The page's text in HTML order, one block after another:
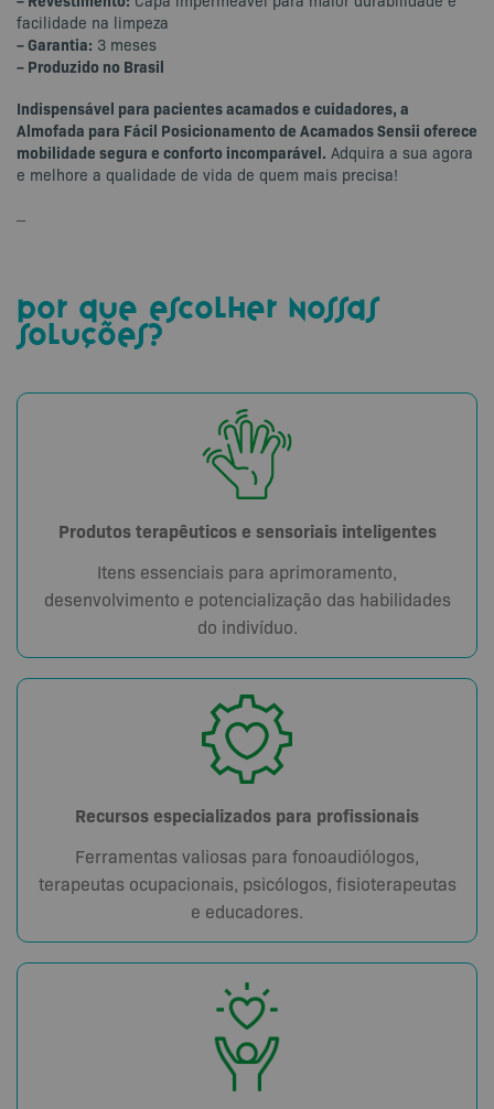
facilidade na limpeza
– Garantia: 3 meses
– Produzido no Brasil
Indispensável para pacientes acamados e cuidadores, a
Almofada para Fácil Posicionamento de Acamados Sensii oferece
mobilidade segura e conforto incomparável. Adquira a sua agora
e melhore a qualidade de vida de quem mais precisa!
–
por que escolher nossas
soluções?
Produtos terapêuticos e sensoriais inteligentes
Itens essenciais para aprimoramento,
desenvolvimento e potencialização das habilidades
do indivíduo.
Recursos especializados para profissionais
Ferramentas valiosas para fonoaudiólogos,
terapeutas ocupacionais, psicólogos, fisioterapeutas
e educadores.